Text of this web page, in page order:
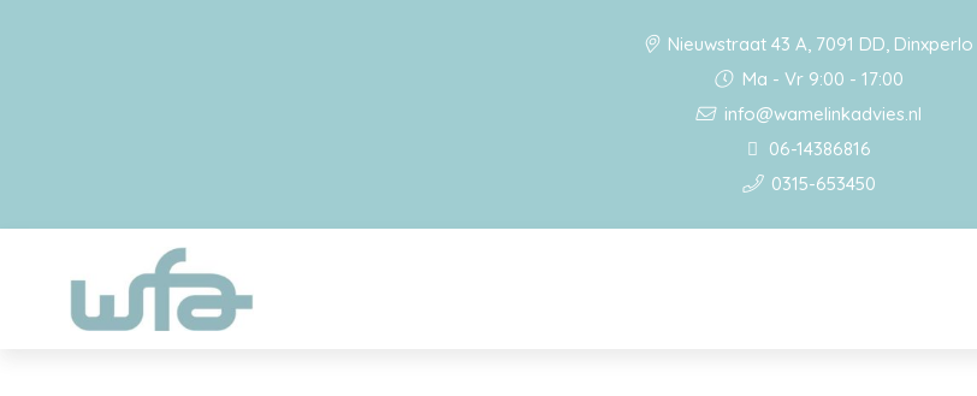
Nieuwstraat 43 A, 7091 DD, Dinxperlo
Ma - Vr 9:00 - 17:00
info@wamelinkadvies.nl
06-14386816
0315-653450